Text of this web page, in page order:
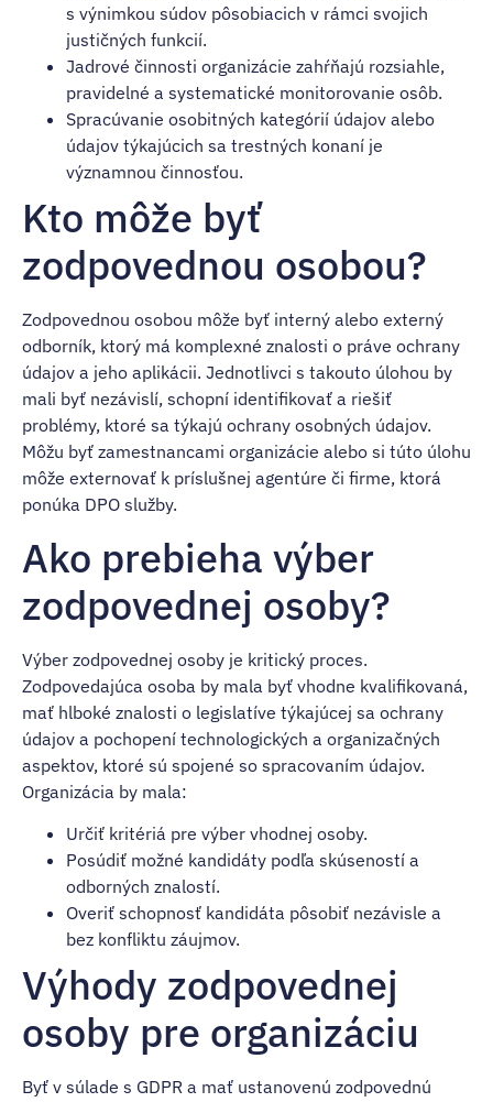
s výnimkou súdov pôsobiacich v rámci svojich
justičných funkcií.
Jadrové činnosti organizácie zahŕňajú rozsiahle,
pravidelné a systematické monitorovanie osôb.
Spracúvanie osobitných kategórií údajov alebo
údajov týkajúcich sa trestných konaní je
významnou činnosťou.
Kto môže byť
zodpovednou osobou?
Zodpovednou osobou môže byť interný alebo externý
odborník, ktorý má komplexné znalosti o práve ochrany
údajov a jeho aplikácii. Jednotlivci s takouto úlohou by
mali byť nezávislí, schopní identifikovať a riešiť
problémy, ktoré sa týkajú ochrany osobných údajov.
Môžu byť zamestnancami organizácie alebo si túto úlohu
môže externovať k príslušnej agentúre či firme, ktorá
ponúka DPO služby.
Ako prebieha výber
zodpovednej osoby?
Výber zodpovednej osoby je kritický proces.
Zodpovedajúca osoba by mala byť vhodne kvalifikovaná,
mať hlboké znalosti o legislatíve týkajúcej sa ochrany
údajov a pochopení technologických a organizačných
aspektov, ktoré sú spojené so spracovaním údajov.
Organizácia by mala:
Určiť kritériá pre výber vhodnej osoby.
Posúdiť možné kandidáty podľa skúseností a
odborných znalostí.
Overiť schopnosť kandidáta pôsobiť nezávisle a
bez konfliktu záujmov.
Výhody zodpovednej
osoby pre organizáciu
Byť v súlade s GDPR a mať ustanovenú zodpovednú